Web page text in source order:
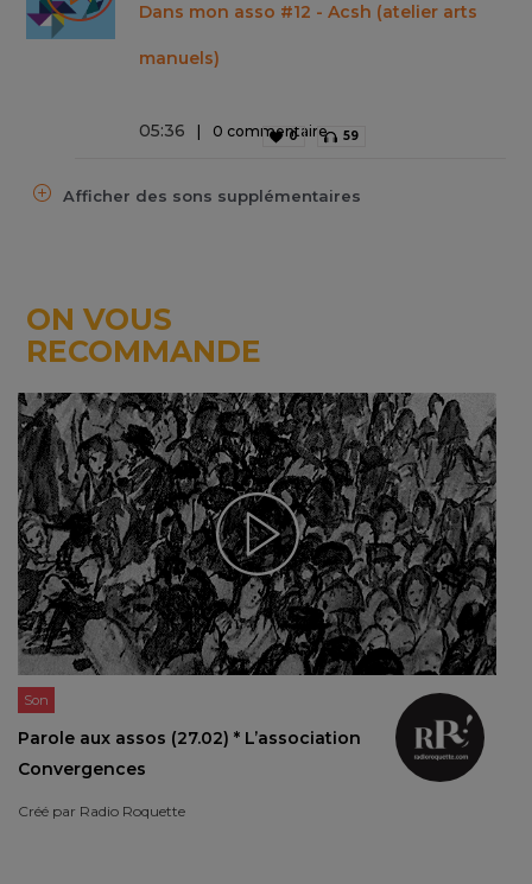
Dans mon asso #12 - Acsh (atelier arts
manuels)
05:36 0 commentaire
0 59
Afficher des sons supplémentaires
ON VOUS
RECOMMANDE
Son
Parole aux assos (27.02) * L’association
Convergences
Créé par Radio Roquette